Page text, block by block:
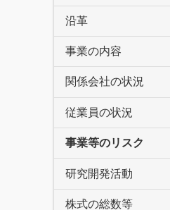
沿革
事業の内容
関係会社の状況
従業員の状況
事業等のリスク
研究開発活動
株式の総数等